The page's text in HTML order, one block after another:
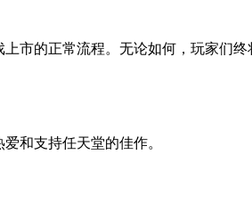
市的正常流程。无论如何，玩家们
和支持任天堂的佳作。